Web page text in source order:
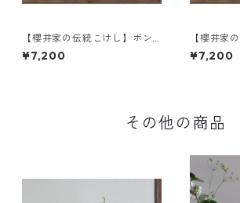
【櫻井家の伝統こけし】ボン
ボンニット帽 8-f〈山桜〉
¥7,200
【櫻井家
ボンニッ
¥7,200
その他の商品